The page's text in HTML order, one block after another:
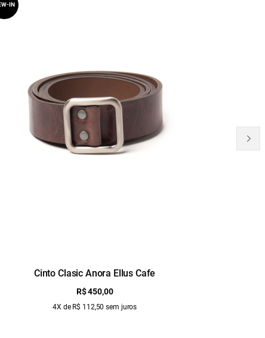
Cinto Clasic Anora Ellus Cafe
R$ 450,00
4X de R$ 112,50 sem juros
IN